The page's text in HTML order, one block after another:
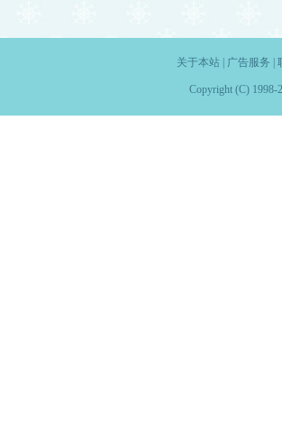
关于本站| 广告服务
Copyright (C) 1998-